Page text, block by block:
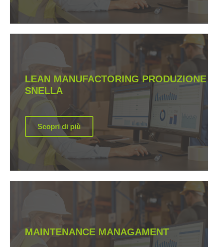
LEAN MANUFACTORING PRODUZIONE
SNELLA
Scopri di più
MAINTENANCE MANAGAMENT